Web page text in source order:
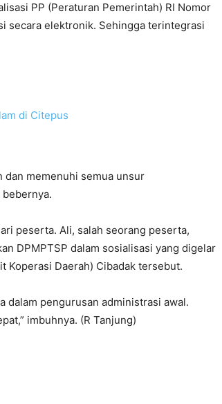
PP (Peraturan Pemerintah) RI Nomor
secara elektronik. Sehingga terintegrasi
di Citepus
dan memenuhi semua unsur
bebernya.
peserta. Ali, salah seorang peserta,
DPMPTSP dalam sosialisasi yang digelar
Koperasi Daerah) Cibadak tersebut.
dalam pengurusan administrasi awal.
imbuhnya. (R Tanjung)